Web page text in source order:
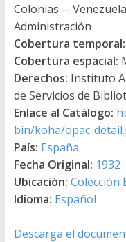
Colonias --
Administración
Cobertura temporal:
Cobertura espacial:
Derechos: Instituto
de Servicios de
Enlace al Catálogo:
bin/koha/opac-
País: España
Fecha Original: 1932
Ubicación: Colección
Idioma: Español
Descarga el